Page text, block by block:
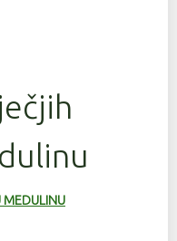
MEDULINU